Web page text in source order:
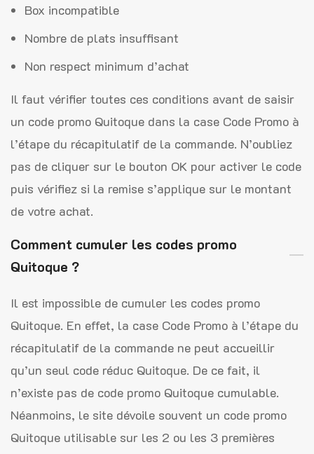
Box incompatible
Nombre de plats insuffisant
Non respect minimum d’achat
Il faut vérifier toutes ces conditions avant de saisir
un code promo Quitoque dans la case Code Promo à
l’étape du récapitulatif de la commande. N’oubliez
pas de cliquer sur le bouton OK pour activer le code
puis vérifiez si la remise s’applique sur le montant
de votre achat.
Comment cumuler les codes promo
Quitoque ?
Il est impossible de cumuler les codes promo
Quitoque. En effet, la case Code Promo à l’étape du
récapitulatif de la commande ne peut accueillir
qu’un seul code réduc Quitoque. De ce fait, il
n’existe pas de code promo Quitoque cumulable.
Néanmoins, le site dévoile souvent un code promo
Quitoque utilisable sur les 2 ou les 3 premières